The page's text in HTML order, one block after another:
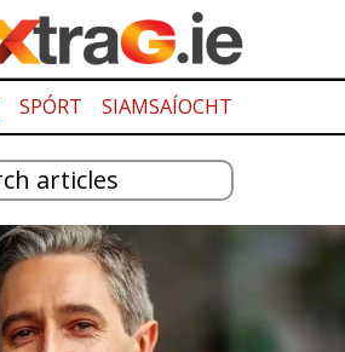
SPÓRT SIAMSAÍOCHT